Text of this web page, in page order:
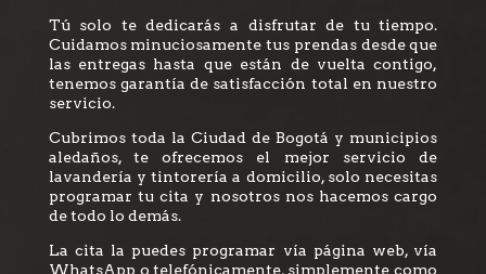
Tú solo te dedicarás a disfrutar de tu tiempo.
Cuidamos minuciosamente tus prendas desde que
las entregas hasta que están de vuelta contigo,
tenemos garantía de satisfacción total en nuestro
servicio.
Cubrimos toda la Ciudad de Bogotá y municipios
aledaños, te ofrecemos el mejor servicio de
lavandería y tintorería a domicilio, solo necesitas
programar tu cita y nosotros nos hacemos cargo
de todo lo demás.
La cita la puedes programar vía página web, vía
WhatsApp o telefónicamente, simplemente como